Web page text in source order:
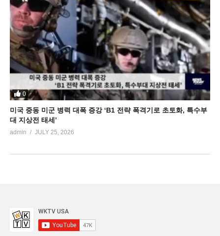
0
미국 중동 미군 병력 대폭 증강 ‘B1 전략 폭격기로 초토화, 특수부
대 지상전 태세’
admin JULY 25, 2026